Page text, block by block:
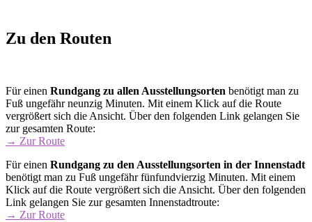
Zu den Routen
Für einen Rundgang zu allen Ausstellungsorten benötigt man zu
Fuß ungefähr neunzig Minuten. Mit einem Klick auf die Route
vergrößert sich die Ansicht. Über den folgenden Link gelangen Sie
zur gesamten Route:
→ Zur Route
Für einen Rundgang zu den Ausstellungsorten in der Innenstadt
benötigt man zu Fuß ungefähr fünfundvierzig Minuten. Mit einem
Klick auf die Route vergrößert sich die Ansicht. Über den folgenden
Link gelangen Sie zur gesamten Innenstadtroute:
→ Zur Route